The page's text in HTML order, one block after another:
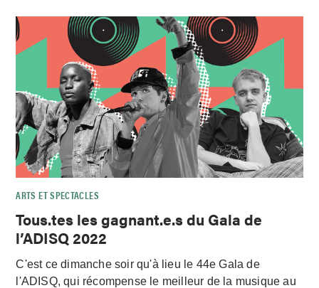
ARTS ET SPECTACLES
Tous.tes les gagnant.e.s du Gala de
l’ADISQ 2022
C'est ce dimanche soir qu'à lieu le 44e Gala de
l'ADISQ, qui récompense le meilleur de la musique au